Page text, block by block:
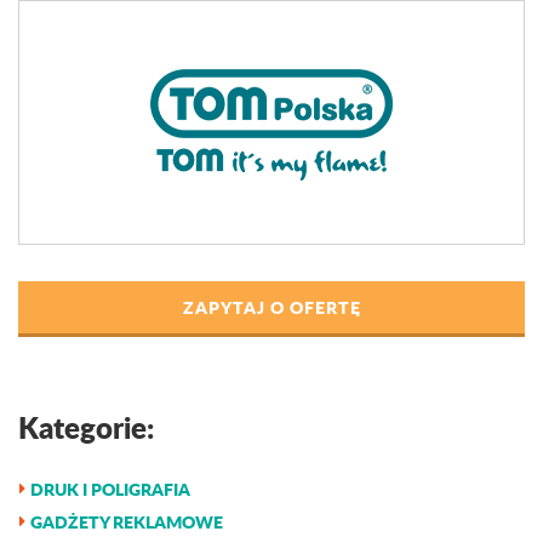
ZAPYTAJ O OFERTĘ
Kategorie:
DRUK I POLIGRAFIA
GADŻETY REKLAMOWE